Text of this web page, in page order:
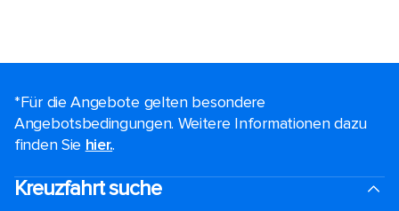
*Für die Angebote gelten besondere
Angebotsbedingungen. Weitere Informationen dazu
finden Sie hier..
Kreuzfahrt suche